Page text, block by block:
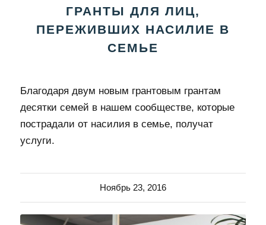
ГРАНТЫ ДЛЯ ЛИЦ,
ПЕРЕЖИВШИХ НАСИЛИЕ В
СЕМЬЕ
Благодаря двум новым грантовым грантам
десятки семей в нашем сообществе, которые
пострадали от насилия в семье, получат
услуги.
Ноябрь 23, 2016